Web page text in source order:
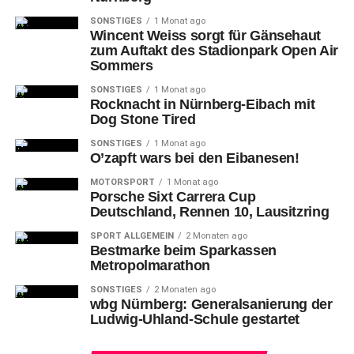
zügige Genesung gewährleisten können.“ Teil des „FCN
Medical Team“ wird auch das RehaZentrum am
Valznerweiher. Axel Fischlein, Inhaber des RehaZentrum
am Valznerweiher, wird in engem Austausch mit den
Ärzten und Physiotherapeuten des Club stehen.
DasKlinikum Nürnberg begrüßt die Zusammenarbeit
ausdrücklich: „Wir freuen uns sehr über die Kooperation.
Gesundheit und Fitness der Spieler sind entscheidend für
den Erfolg der Mannschaft. Das Klinikum Nürnberg bietet
medizinische Versorgung auf höchstem Niveau und
verfügt über langjährige Expertise in der Betreuung von
Leistungssportlern. Diese bringen wir gerne ein“, sagt
Prof. Dr. Achim Jockwig, Vorstandsvorsitzender des
Klinikums Nürnberg.
Forschungsarbeiten des Klinikum
SONSTIGES 1 Monat ago
Wincent Weiss sorgt für Gänsehaut
zum Auftakt des Stadionpark Open Air
Sommers
SONSTIGES 1 Monat ago
Rocknacht in Nürnberg-Eibach mit
Dog Stone Tired
SONSTIGES 1 Monat ago
O’zapft wars bei den Eibanesen!
MOTORSPORT 1 Monat ago
Porsche Sixt Carrera Cup
Deutschland, Rennen 10, Lausitzring
SPORT ALLGEMEIN 2 Monaten ago
Bestmarke beim Sparkassen
Metropolmarathon
SONSTIGES 2 Monaten ago
wbg Nürnberg: Generalsanierung der
Ludwig-Uhland-Schule gestartet